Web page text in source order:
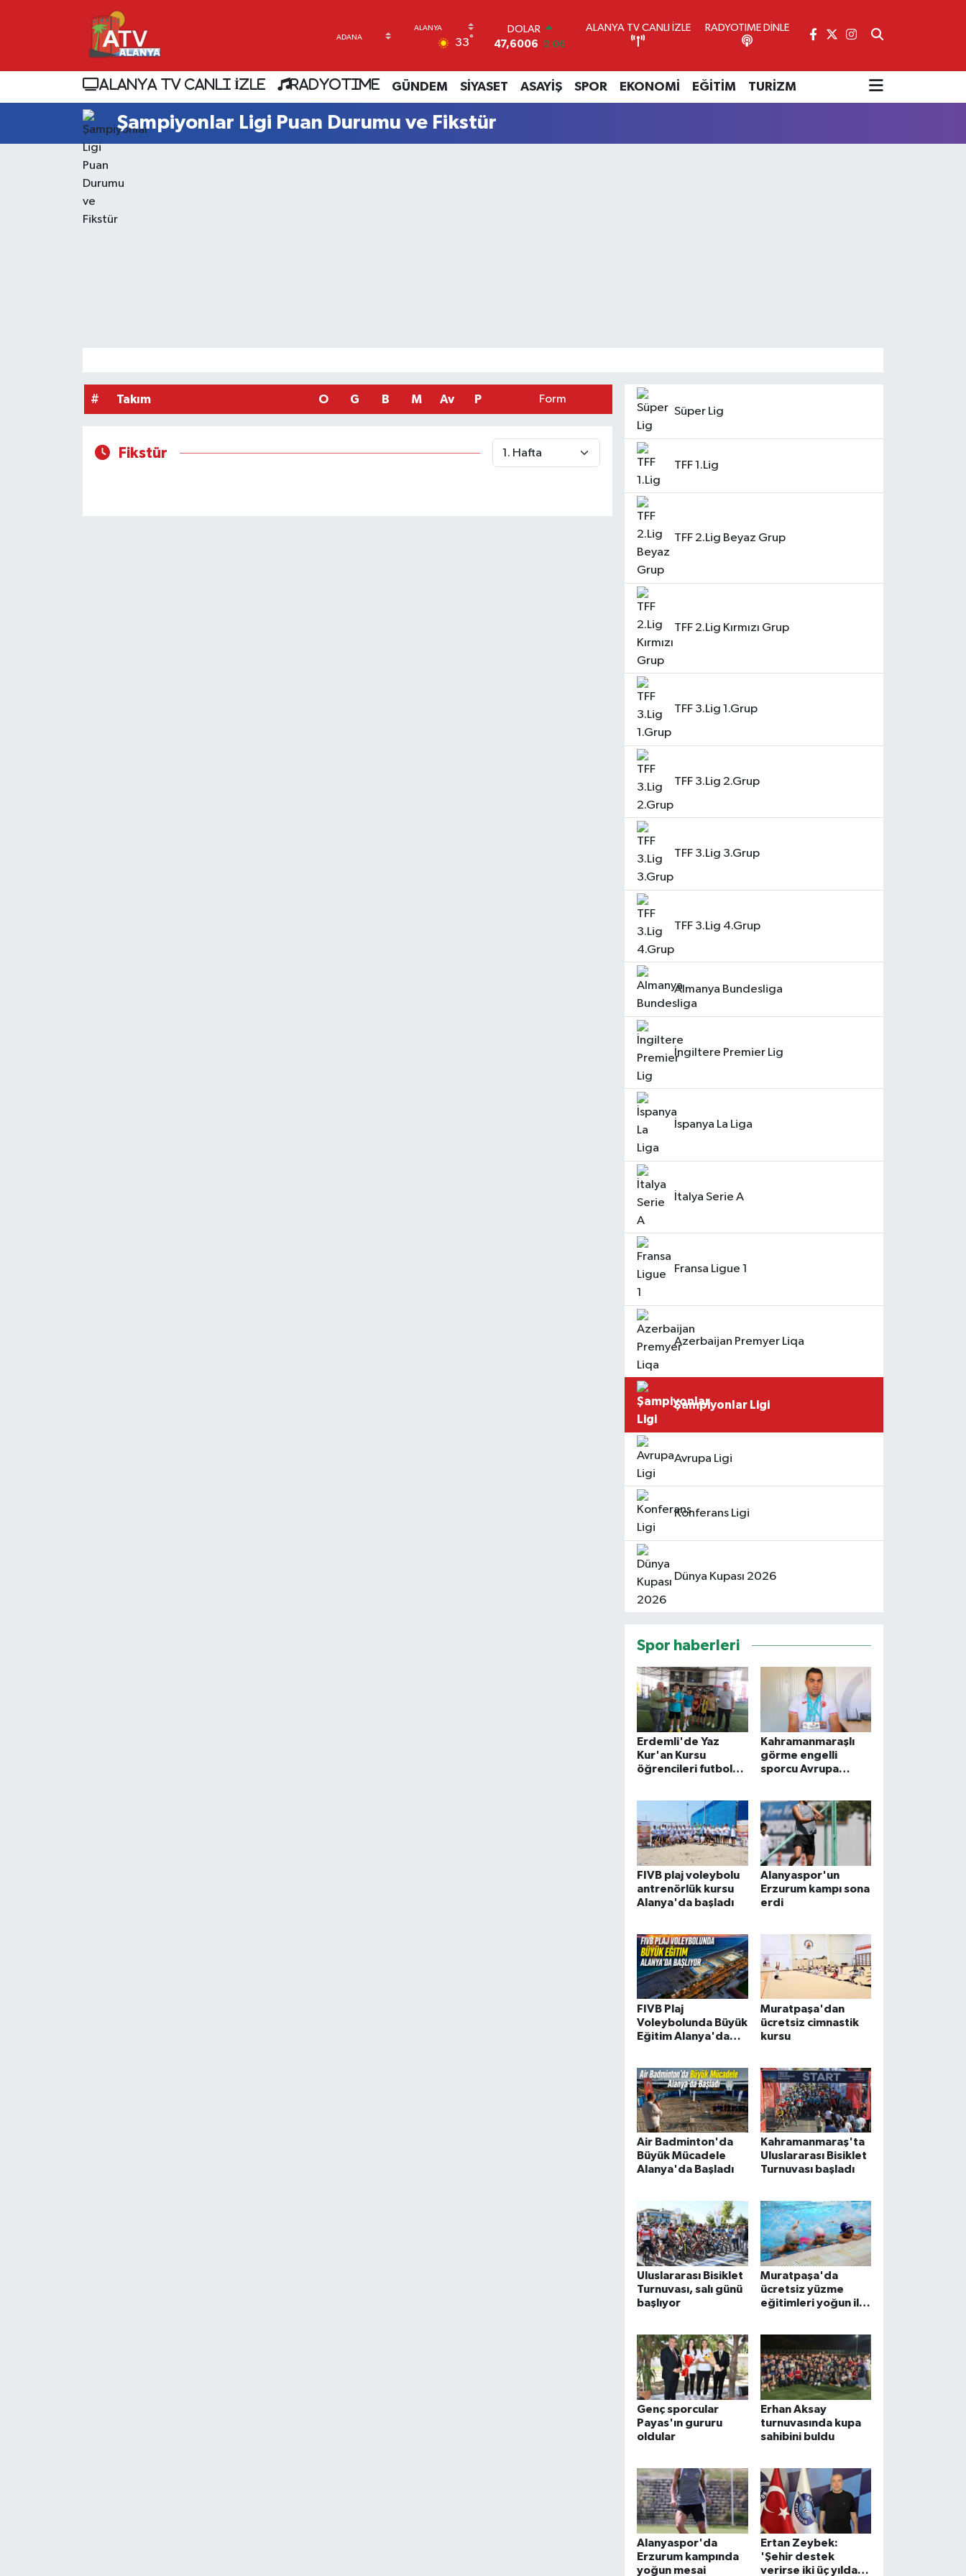
33°
DOLAR
47,6006 0.06
55,0250 0.02
STERLİN
64,2398 0.2
GRAM ALTIN
ALANYA TV CANLI İZLE RADYOTIME DİNLE
ALANYA TV CANLI İZLE RADYOTIME GÜNDEM SİYASET ASAYİŞ SPOR EKONOMİ EĞİTİM TURİZM
Şampiyonlar Ligi Puan Durumu ve Fikstür
# Takım O G B M Av P Form
Fikstür
Süper Lig
TFF 1.Lig
TFF 2.Lig Beyaz Grup
TFF 2.Lig Kırmızı Grup
TFF 3.Lig 1.Grup
TFF 3.Lig 2.Grup
TFF 3.Lig 3.Grup
TFF 3.Lig 4.Grup
Almanya Bundesliga
İngiltere Premier Lig
İspanya La Liga
İtalya Serie A
Fransa Ligue 1
Azerbaijan Premyer Liqa
Şampiyonlar Ligi
Avrupa Ligi
Konferans Ligi
Dünya Kupası 2026
Spor haberleri
Erdemli'de Yaz
Kur'an Kursu
öğrencileri futbol
Kahramanmaraşlı
görme engelli
sporcu Avrupa
FIVB plaj voleybolu
antrenörlük kursu
Alanya'da başladı
Alanyaspor'un
Erzurum kampı sona
erdi
FIVB Plaj
Voleybolunda Büyük
Eğitim Alanya'da
Muratpaşa'dan
ücretsiz cimnastik
kursu
Air Badminton'da
Büyük Mücadele
Alanya'da Başladı
Kahramanmaraş'ta
Uluslararası Bisiklet
Turnuvası başladı
Uluslararası Bisiklet
Turnuvası, salı günü
başlıyor
Muratpaşa'da
ücretsiz yüzme
eğitimleri yoğun ilgi
Genç sporcular
Payas'ın gururu
oldular
Erhan Aksay
turnuvasında kupa
sahibini buldu
Alanyaspor'da
Erzurum kampında
yoğun mesai
Ertan Zeybek:
'Şehir destek
verirse iki üç yılda